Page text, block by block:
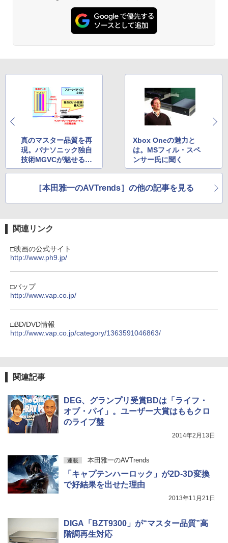
真のマスター品質を再
現。パナソニック独自
技術MGVCが魅せる映
像作品の実力
Xbox Oneの魅力と
は。MSフィル・スペ
ンサー氏に聞く
［本田雅一のAVTrends］の他の記事を見る
関連リンク
□映画の公式サイト
http://www.ph9.jp/
□バップ
http://www.vap.co.jp/
□BD/DVD情報
http://www.vap.co.jp/category/1363591046863/
関連記事
DEG、グランプリ受賞BDは「ライフ・
オブ・パイ」。ユーザー大賞はももクロ
のライブ盤
2014年2月13日
連載 本田雅一のAVTrends
「キャプテンハーロック」が2D-3D変換
で好結果を出せた理由
2013年11月21日
DIGA「BZT9300」が“マスター品質”高
階調再生対応